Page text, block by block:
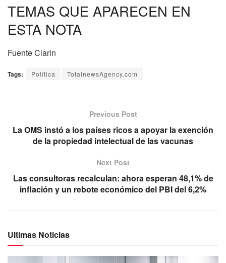
TEMAS QUE APARECEN EN
ESTA NOTA
Fuente Clarin
Tags: Política TotalnewsAgency.com
Previous Post
La OMS instó a los países ricos a apoyar la exención
de la propiedad intelectual de las vacunas
Next Post
Las consultoras recalculan: ahora esperan 48,1% de
inflación y un rebote económico del PBI del 6,2%
Ultimas Noticias